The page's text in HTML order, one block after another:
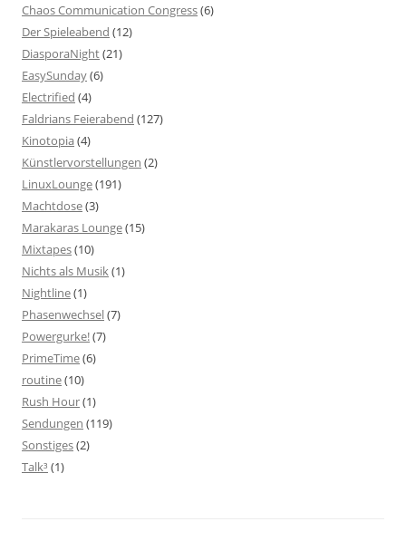
Chaos Communication Congress(6)
Der Spieleabend (12)
DiasporaNight(21)
EasySunday(6)
Electrified (4)
Faldrians Feierabend (127)
Kinotopia(4)
Künstlervorstellungen (2)
LinuxLounge(191)
Machtdose(3)
Marakaras Lounge(15)
Mixtapes(10)
Nichts als Musik(1)
Nightline(1)
Phasenwechsel(7)
Powergurke!(7)
PrimeTime(6)
routine(10)
Rush Hour(1)
Sendungen (119)
Sonstiges(2)
Talk³ (1)